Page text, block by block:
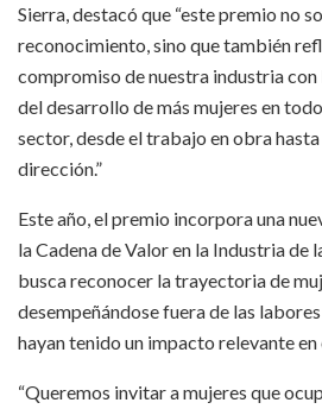
Sierra, destacó que “este premio no
reconocimiento, sino que también
compromiso de nuestra industria
del desarrollo de más mujeres en
sector, desde el trabajo en obra
dirección.”
Este año, el premio incorpora una
la Cadena de Valor en la Industria de
busca reconocer la trayectoria de
desempeñándose fuera de las
hayan tenido un impacto relevante en
“Queremos invitar a mujeres que